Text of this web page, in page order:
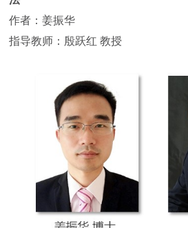
作者：姜振华
指导教师：殷跃红 教授